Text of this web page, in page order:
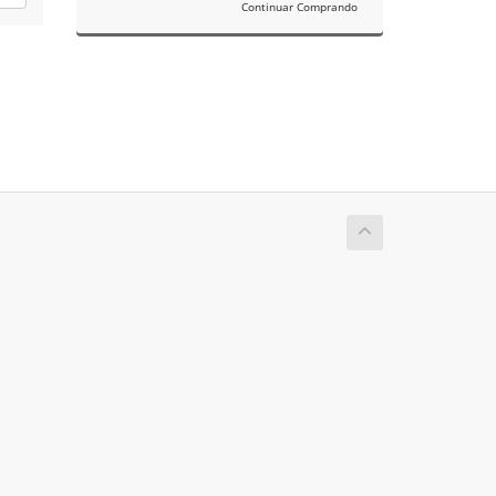
Continuar Comprando